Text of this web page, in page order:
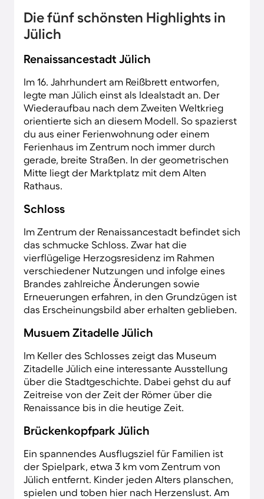
Die fünf schönsten Highlights in
Jülich
Renaissancestadt Jülich
Im 16. Jahrhundert am Reißbrett entworfen,
legte man Jülich einst als Idealstadt an. Der
Wiederaufbau nach dem Zweiten Weltkrieg
orientierte sich an diesem Modell. So spazierst
du aus einer Ferienwohnung oder einem
Ferienhaus im Zentrum noch immer durch
gerade, breite Straßen. In der geometrischen
Mitte liegt der Marktplatz mit dem Alten
Rathaus.
Schloss
Im Zentrum der Renaissancestadt befindet sich
das schmucke Schloss. Zwar hat die
vierflügelige Herzogsresidenz im Rahmen
verschiedener Nutzungen und infolge eines
Brandes zahlreiche Änderungen sowie
Erneuerungen erfahren, in den Grundzügen ist
das Erscheinungsbild aber erhalten geblieben.
Musuem Zitadelle Jülich
Im Keller des Schlosses zeigt das Museum
Zitadelle Jülich eine interessante Ausstellung
über die Stadtgeschichte. Dabei gehst du auf
Zeitreise von der Zeit der Römer über die
Renaissance bis in die heutige Zeit.
Brückenkopfpark Jülich
Ein spannendes Ausflugsziel für Familien ist
der Spielpark, etwa 3 km vom Zentrum von
Jülich entfernt. Kinder jeden Alters planschen,
spielen und toben hier nach Herzenslust. Am